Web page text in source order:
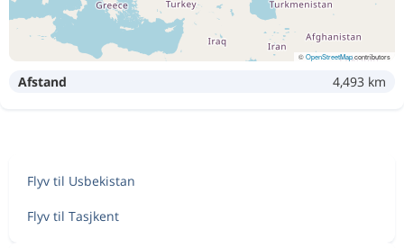
©OpenStreetMapcontributors
Afstand 4,493 km
Flyv til Usbekistan
Flyv til Tasjkent